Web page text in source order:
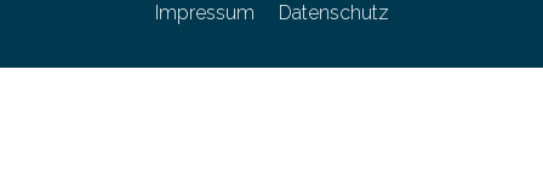
Impressum Datenschutz